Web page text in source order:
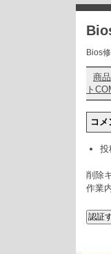
Bios
商
ト
コメ
投
削除
作業